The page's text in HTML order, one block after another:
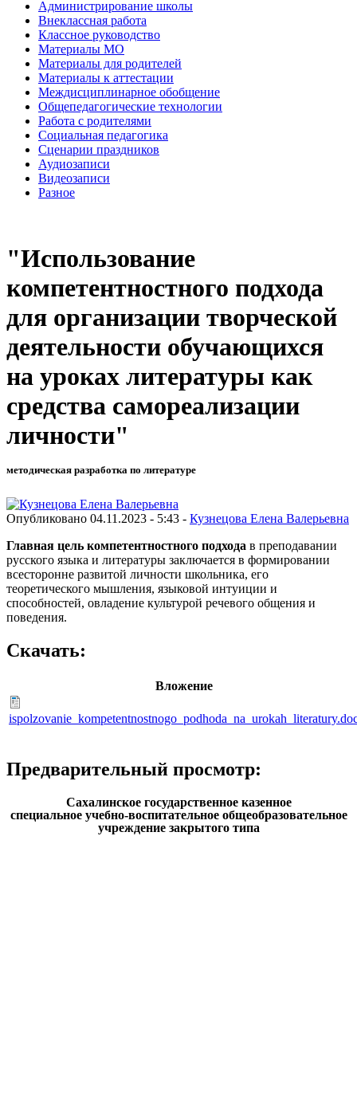
Администрирование школы
Внеклассная работа
Классное руководство
Материалы МО
Материалы для родителей
Материалы к аттестации
Междисциплинарное обобщение
Общепедагогические технологии
Работа с родителями
Социальная педагогика
Сценарии праздников
Аудиозаписи
Видеозаписи
Разное
"Использование
компетентностного подхода
для организации творческой
деятельности обучающихся
на уроках литературы как
средства самореализации
личности"
методическая разработка по литературе
Опубликовано 04.11.2023 - 5:43 - Кузнецова Елена Валерьевна
Главная цель компетентностного подхода в преподавании
русского языка и литературы заключается в формировании
всесторонне развитой личности школьника, его
теоретического мышления, языковой интуиции и
способностей, овладение культурой речевого общения и
поведения.
Скачать:
Вложение
Предварительный просмотр:
Сахалинское государственное казенное
специальное учебно-воспитательное общеобразовательное
учреждение закрытого типа